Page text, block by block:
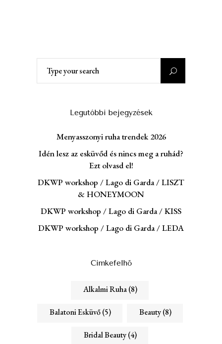
for:
Legutóbbi bejegyzések
Menyasszonyi ruha trendek 2026
Idén lesz az esküvőd és nincs meg a ruhád?
Ezt olvasd el!
DKWP workshop / Lago di Garda / LISZT
& HONEYMOON
DKWP workshop / Lago di Garda / KISS
DKWP workshop / Lago di Garda / LEDA
Cimkefelhő
Alkalmi Ruha(8)
Balatoni Esküvő(5) Beauty(8)
Bridal Beauty(4)